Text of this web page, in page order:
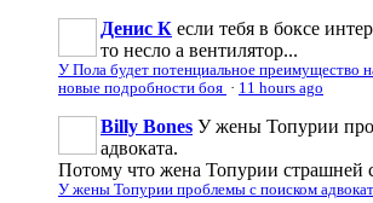
Денис К если тебя в боксе
то несло а вентилятор...
У Пола будет потенциальное преимущество
новые подробности боя · 11 hours ago
Billy Bones У жены Топурии
адвоката.
Потому что жена Топурии страшней
У жены Топурии проблемы с поиском